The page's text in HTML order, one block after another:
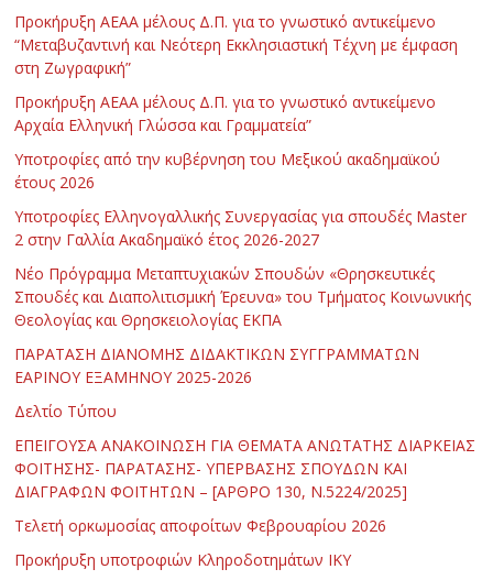
Προκήρυξη ΑΕΑΑ μέλους Δ.Π. για το γνωστικό αντικείμενο
“Μεταβυζαντινή και Νεότερη Εκκλησιαστική Τέχνη με έμφαση
στη Ζωγραφική”
Προκήρυξη ΑΕΑΑ μέλους Δ.Π. για το γνωστικό αντικείμενο
Αρχαία Ελληνική Γλώσσα και Γραμματεία”
Υποτροφίες από την κυβέρνηση του Μεξικού ακαδημαϊκού
έτους 2026
Υποτροφίες Ελληνογαλλικής Συνεργασίας για σπουδές Master
2 στην Γαλλία Ακαδημαϊκό έτος 2026-2027
Νέο Πρόγραμμα Μεταπτυχιακών Σπουδών «Θρησκευτικές
Σπουδές και Διαπολιτισμική Έρευνα» του Τμήματος Κοινωνικής
Θεολογίας και Θρησκειολογίας ΕΚΠΑ
ΠΑΡΑΤΑΣΗ ΔΙΑΝΟΜΗΣ ΔΙΔΑΚΤΙΚΩΝ ΣΥΓΓΡΑΜΜΑΤΩΝ
ΕΑΡΙΝΟΥ ΕΞΑΜΗΝΟΥ 2025-2026
Δελτίο Τύπου
ΕΠΕΙΓΟΥΣΑ ΑΝΑΚΟΙΝΩΣΗ ΓΙΑ ΘΕΜΑΤΑ ΑΝΩΤΑΤΗΣ ΔΙΑΡΚΕΙΑΣ
ΦΟΙΤΗΣΗΣ- ΠΑΡΑΤΑΣΗΣ- ΥΠΕΡΒΑΣΗΣ ΣΠΟΥΔΩΝ ΚΑΙ
ΔΙΑΓΡΑΦΩΝ ΦΟΙΤΗΤΩΝ – [ΑΡΘΡΟ 130, Ν.5224/2025]
Τελετή ορκωμοσίας αποφοίτων Φεβρουαρίου 2026
Προκήρυξη υποτροφιών Κληροδοτημάτων ΙΚΥ